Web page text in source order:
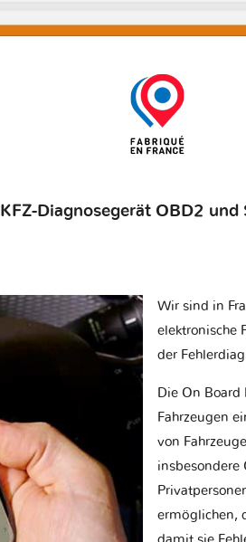
KFZ-Diagnosegerät OBD2 und
Wir sind in
elektronische
der
Die On Board
Fahrzeugen
von
insbesondere
ermöglichen,